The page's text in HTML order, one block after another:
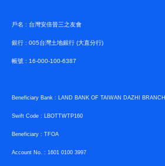
戶名 : 台灣安倍晉三之友會
銀行 : 005台灣土地銀行 (大直分行)
帳號 : 16-000-100-6387
Beneficiary Bank : LAND BANK OF TAIWAN DAZHI BRANCH
Swift Code : LBOTTWTP160
Beneficiary : TFOA
Account No. : 1601 0100 3997